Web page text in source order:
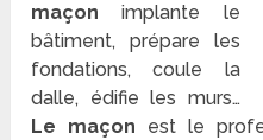
maçon implante le
bâtiment, prépare les
fondations, coule la
dalle, édifie les murs…
Le maçon est le